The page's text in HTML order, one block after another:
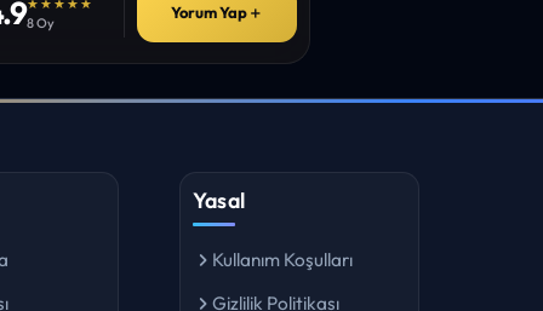
8 Oy
Yorum Yap＋
Yasal
Kullanım Koşulları
Gizlilik Politikası